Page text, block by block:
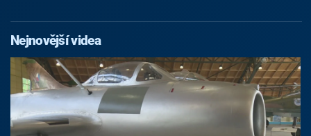
Nejnovější videa